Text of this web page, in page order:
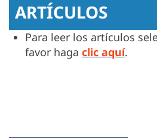
ARTÍCULOS
Para leer los artículos
favor haga clic aquí.